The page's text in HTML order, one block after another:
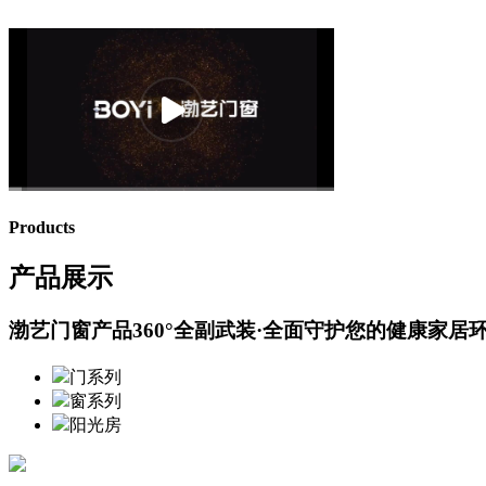
Products
产品展示
渤艺门窗产品360°全副武装·全面守护您的健康家居
门系列
窗系列
阳光房